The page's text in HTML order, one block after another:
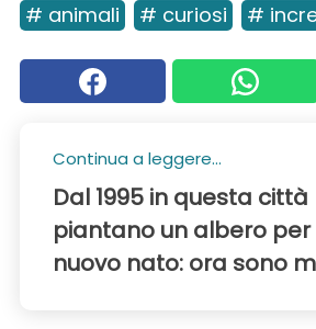
# animali # curiosi #
Continua a leggere...
Dal 1995 in questa città
piantano un albero per
nuovo nato: ora sono